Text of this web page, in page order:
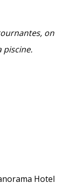
on
piscine.
Hotel